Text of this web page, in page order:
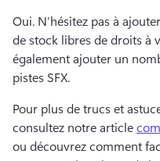
Oui. N’hésitez pas à
de stock libres de droits à
également ajouter un
pistes SFX.
Pour plus de trucs et
consultez notre article
ou découvrez comment